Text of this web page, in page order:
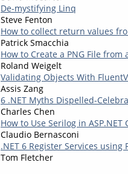
De-mystifying Linq
Steve Fenton
How to collect return values
Patrick Smacchia
How to Create a PNG File from
Roland Weigelt
Validating Objects With
Assis Zang
6 .NET Myths Dispelled-
Charles Chen
How to Use Serilog in ASP.NET
Claudio Bernasconi
.NET 6 Register Services using
Tom Fletcher